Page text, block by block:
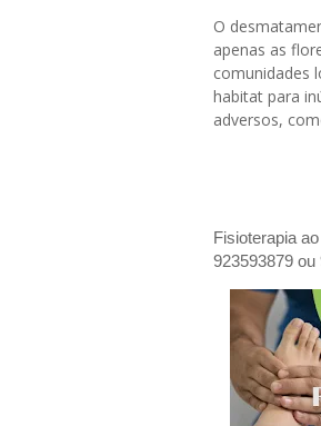
O
apenas as
comunidades
habitat para
adversos,
Fisioterapia
923593879 ou